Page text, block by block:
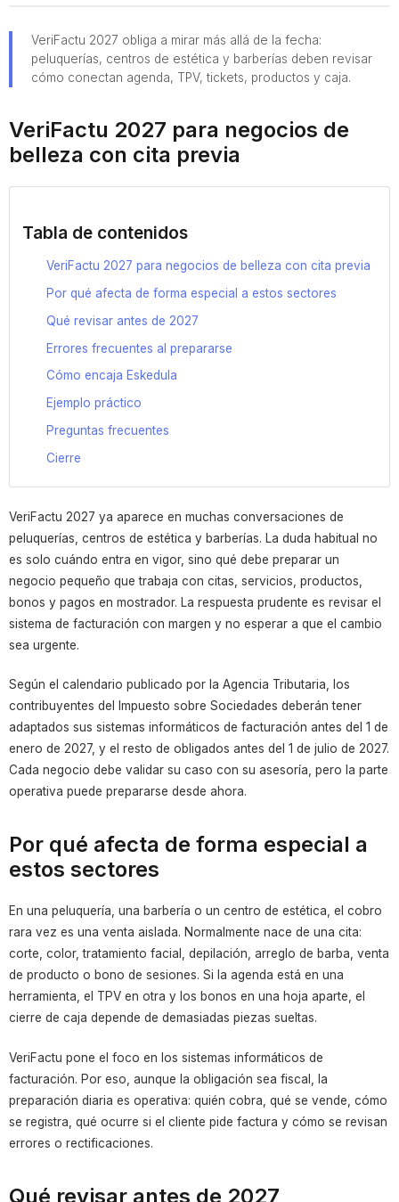
VeriFactu 2027 obliga a mirar más allá de la fecha:
peluquerías, centros de estética y barberías deben revisar
cómo conectan agenda, TPV, tickets, productos y caja.
VeriFactu 2027 para negocios de
belleza con cita previa
Tabla de contenidos
VeriFactu 2027 para negocios de belleza con cita previa
Por qué afecta de forma especial a estos sectores
Qué revisar antes de 2027
Errores frecuentes al prepararse
Cómo encaja Eskedula
Ejemplo práctico
Preguntas frecuentes
Cierre
VeriFactu 2027 ya aparece en muchas conversaciones de
peluquerías, centros de estética y barberías. La duda habitual no
es solo cuándo entra en vigor, sino qué debe preparar un
negocio pequeño que trabaja con citas, servicios, productos,
bonos y pagos en mostrador. La respuesta prudente es revisar el
sistema de facturación con margen y no esperar a que el cambio
sea urgente.
Según el calendario publicado por la Agencia Tributaria, los
contribuyentes del Impuesto sobre Sociedades deberán tener
adaptados sus sistemas informáticos de facturación antes del 1 de
enero de 2027, y el resto de obligados antes del 1 de julio de 2027.
Cada negocio debe validar su caso con su asesoría, pero la parte
operativa puede prepararse desde ahora.
Por qué afecta de forma especial a
estos sectores
En una peluquería, una barbería o un centro de estética, el cobro
rara vez es una venta aislada. Normalmente nace de una cita:
corte, color, tratamiento facial, depilación, arreglo de barba, venta
de producto o bono de sesiones. Si la agenda está en una
herramienta, el TPV en otra y los bonos en una hoja aparte, el
cierre de caja depende de demasiadas piezas sueltas.
VeriFactu pone el foco en los sistemas informáticos de
facturación. Por eso, aunque la obligación sea fiscal, la
preparación diaria es operativa: quién cobra, qué se vende, cómo
se registra, qué ocurre si el cliente pide factura y cómo se revisan
errores o rectificaciones.
Qué revisar antes de 2027